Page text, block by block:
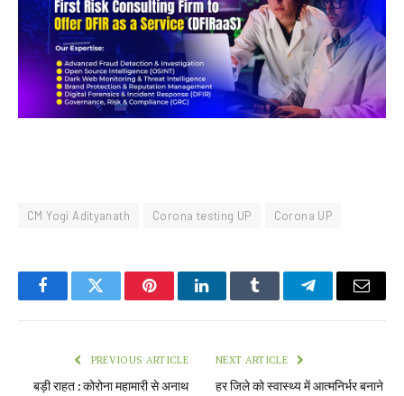
CM Yogi Adityanath Corona testing UP Corona UP
FacebookTwitter PinterestLinkedInTumblr TelegramEmail
PREVIOUS ARTICLE
बड़ी राहत : कोरोना महामारी से अनाथ
NEXT ARTICLE
हर जिले को स्वास्थ्य में आत्मनिर्भर बनाने